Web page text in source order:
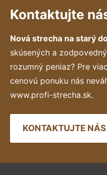
Kontaktujte
Nová strecha na starý
skúsených a
rozumný peniaz? Pre
cenovú ponuku nás
www.profi-strecha.sk.
KONTAKTUJTE NÁS